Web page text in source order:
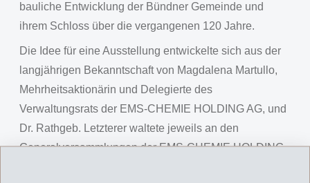
bauliche Entwicklung der Bündner Gemeinde und
ihrem Schloss über die vergangenen 120 Jahre.
Die Idee für eine Ausstellung entwickelte sich aus der
langjährigen Bekanntschaft von Magdalena Martullo,
Mehrheitsaktionärin und Delegierte des
Verwaltungsrats der EMS-CHEMIE HOLDING AG, und
Dr. Rathgeb. Letzterer waltete jeweils an den
Generalversammlungen der EMS-CHEMIE HOLDING